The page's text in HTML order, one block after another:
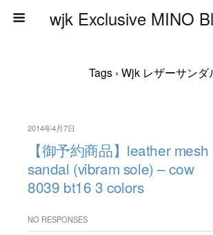
Tags › Wjk レザーサンダ
2014年4月7日
【御予約商品】leather mesh
sandal (vibram sole) – cow
8039 bt16 3 colors
NO RESPONSES